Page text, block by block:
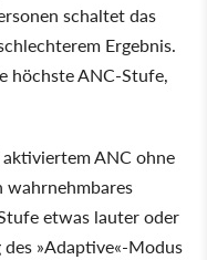
schaltet das
Ergebnis.
höchste ANC-Stufe,
aktiviertem ANC ohne
etwas lauter oder
»Adaptive«-Modus